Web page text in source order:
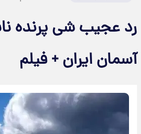
رد عجیب شی پرنده
آسمان ایران + فیلم